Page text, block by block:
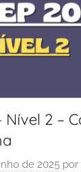
Nível 2 –
de 2025 por